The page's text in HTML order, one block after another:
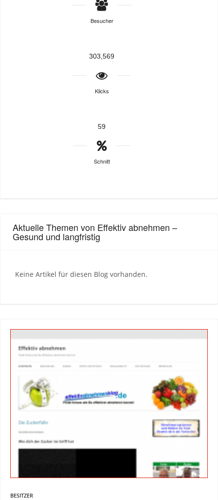
Besucher
303,569
Klicks
59
Schnitt
Aktuelle Themen von Effektiv abnehmen –
Gesund und langfristig
Keine Artikel für diesen Blog vorhanden.
BESITZER